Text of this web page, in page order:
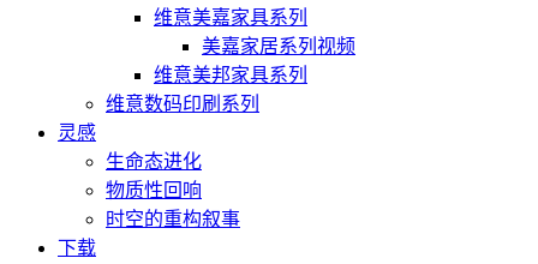
维意美嘉家具系列
美嘉家居系列视频
维意美邦家具系列
维意数码印刷系列
灵感
生命态进化
物质性回响
时空的重构叙事
下载